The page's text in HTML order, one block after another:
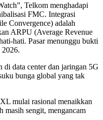
Telkom menghadapi
FMC. Integrasi
Convergence) adalah
ARPU (Average Revenue
hati. Pasar menunggu bukti
2026.
di data center dan jaringan 5G
bunga global yang tak
mulai rasional menaikkan
masih sengit, mengancam